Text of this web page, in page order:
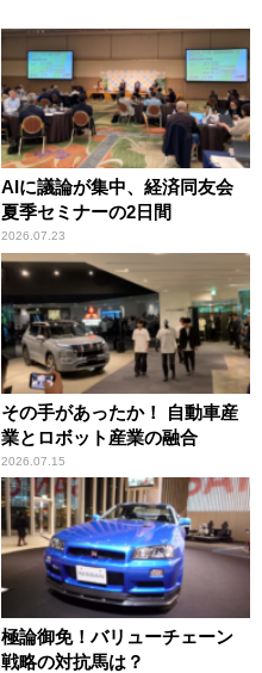
AIに議論が集中、経済同友会
夏季セミナーの2日間
2026.07.23
その手があったか！ 自動車産
業とロボット産業の融合
2026.07.15
極論御免！バリューチェーン
戦略の対抗馬は？